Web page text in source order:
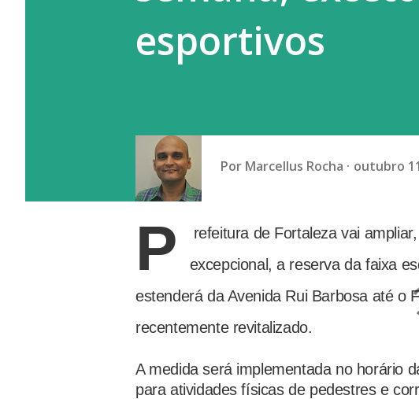
esportivos
Por Marcellus Rocha outubro
P
refeitura de Fortaleza vai
excepcional, a reserva da faixa
estenderá da Avenida Rui Barbosa até o
recentemente revitalizado.
A medida será implementada no horário
para atividades físicas de pedestres e